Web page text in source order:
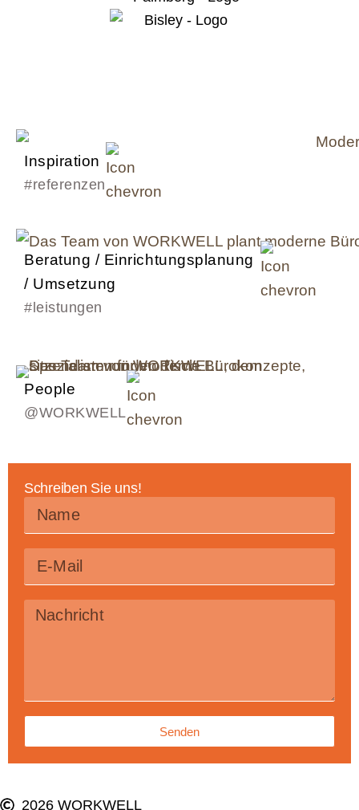
Inspiration
#referenzen
Beratung / Einrichtungsplanung
/ Umsetzung
#leistungen
People
@WORKWELL
Schreiben Sie uns!
Senden
2026 WORKWELL